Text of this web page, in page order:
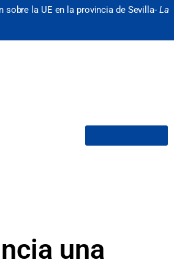
sobre la UE en la provincia de Sevilla- La
una